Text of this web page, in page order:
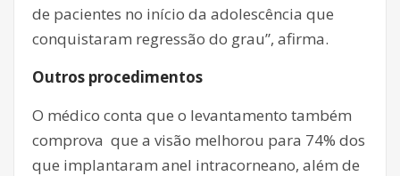
de pacientes no início da adolescência que
conquistaram regressão do grau”, afirma.
Outros procedimentos
O médico conta que o levantamento também
comprova que a visão melhorou para 74% dos
que implantaram anel intracorneano, além de